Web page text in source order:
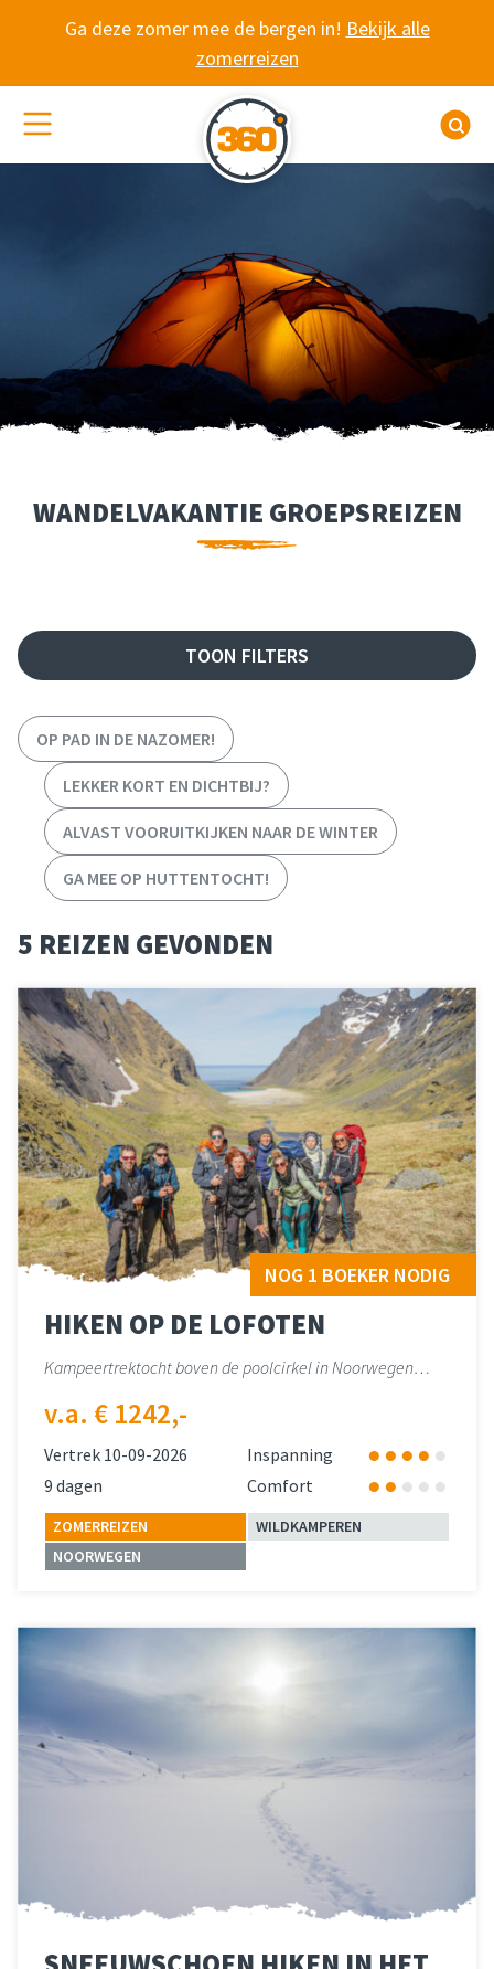
Ga deze zomer mee de bergen in! Bekijk alle
zomerreizen
(De)activeer site navigatie
WANDELVAKANTIE
WANDELVAKANTIE GROEPSREIZEN
TOON FILTERS
OP PAD IN DE NAZOMER!
LEKKER KORT EN DICHTBIJ?
ALVAST VOORUITKIJKEN NAAR DE WINTER
GA MEE OP HUTTENTOCHT!
5 REIZEN GEVONDEN
HIKEN OP DE LOFOTEN
NOG 1 BOEKER NODIG
Kampeertrektocht boven de poolcirkel in Noorwegen…
v.a. € 1242,-
Vertrek 10-09-2026
Inspanning
9 dagen
Comfort
ZOMERREIZEN
WILDKAMPEREN
NOORWEGEN